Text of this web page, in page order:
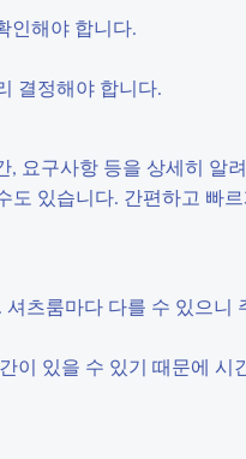
인해야 합니다.
결정해야 합니다.
요구사항 등을 상세히 알
있습니다. 간편하고 빠
츠룸마다 다를 수 있으니
이 있을 수 있기 때문에 시